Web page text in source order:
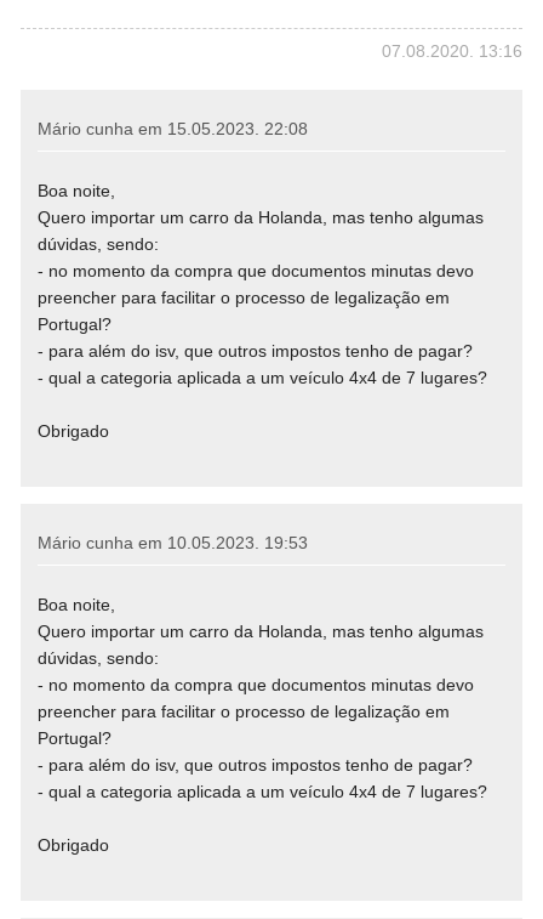
07.08.2020. 13:16
Mário cunha em 15.05.2023. 22:08
Boa noite,
Quero importar um carro da Holanda, mas tenho algumas
dúvidas, sendo:
- no momento da compra que documentos minutas devo
preencher para facilitar o processo de legalização em
Portugal?
- para além do isv, que outros impostos tenho de pagar?
- qual a categoria aplicada a um veículo 4x4 de 7 lugares?
Obrigado
Mário cunha em 10.05.2023. 19:53
Boa noite,
Quero importar um carro da Holanda, mas tenho algumas
dúvidas, sendo:
- no momento da compra que documentos minutas devo
preencher para facilitar o processo de legalização em
Portugal?
- para além do isv, que outros impostos tenho de pagar?
- qual a categoria aplicada a um veículo 4x4 de 7 lugares?
Obrigado